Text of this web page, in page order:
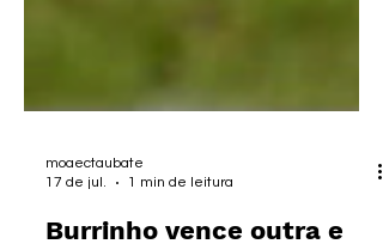
17 de jul.
1 min de leitura